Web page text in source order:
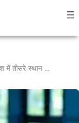
गाजियाबाद टॉप-3 में शामिल: स्कूली शिक्षा में उत्तर प्रदेश में तीसरे स्थान पर जिला